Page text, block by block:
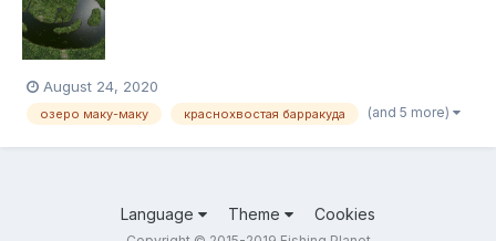
за Барракудой! Ловим на всё, но без подставок. Как всегда,
каждый участник победи...
August 24, 2020
озеро маку-маку краснохвостая барракуда (and 5 more)
Language Theme Cookies